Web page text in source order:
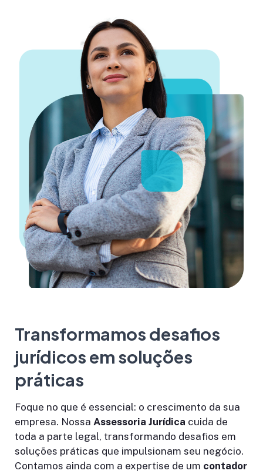
Transformamos desafios
jurídicos em soluções
práticas
Foque no que é essencial: o crescimento da sua
empresa. Nossa Assessoria Jurídica cuida de
toda a parte legal, transformando desafios em
soluções práticas que impulsionam seu negócio.
Contamos ainda com a expertise de um contador